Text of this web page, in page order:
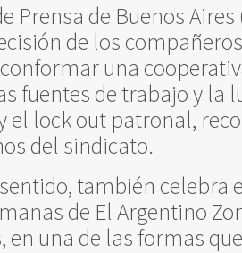
Prensa de Buenos
de los
una
fuentes de trabajo y la
el lock out patronal,
del sindicato.
también celebra
de El Argentino
en una de las formas